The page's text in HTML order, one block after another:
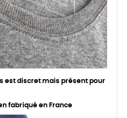
est discret mais présent pour
fabriqué en France